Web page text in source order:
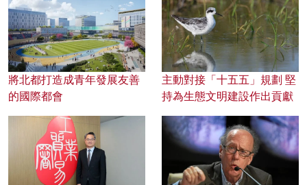
將北都打造成青年發展友善
的國際都會
主動對接「十五五」規劃 堅
持為生態文明建設作出貢獻